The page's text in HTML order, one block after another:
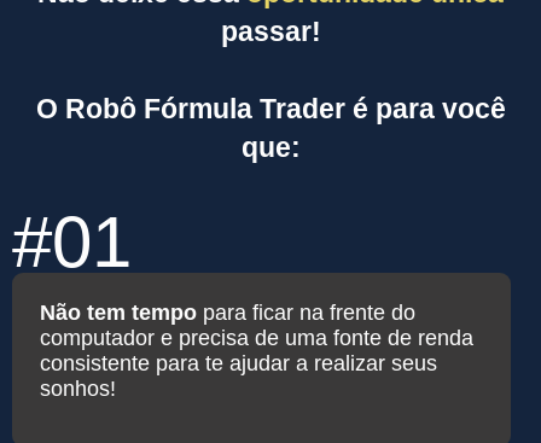
passar!
O Robô Fórmula Trader é para você
que:
#01
Não tem tempo para ficar na frente do
computador e precisa de uma fonte de renda
consistente para te ajudar a realizar seus
sonhos!